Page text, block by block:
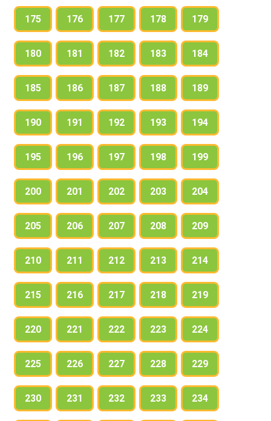
175 176 177 178 179
180 181 182 183 184
185 186 187 188 189
190 191 192 193 194
195 196 197 198 199
200 201 202 203 204
205 206 207 208 209
210 211 212 213 214
215 216 217 218 219
220 221 222 223 224
225 226 227 228 229
230 231 232 233 234